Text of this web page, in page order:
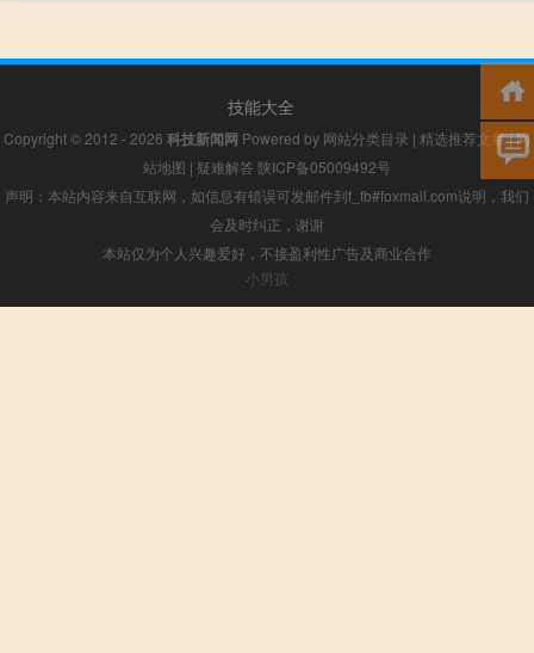
技能大全
Copyright © 2012 - 2026 科技新闻网 Powered by 网站分类目录 | 精选推荐文章|网
站地图 | 疑难解答 陕ICP备05009492号
声明：本站内容来自互联网，如信息有错误可发邮件到f_fb#foxmail.com说明，我们
会及时纠正，谢谢
本站仅为个人兴趣爱好，不接盈利性广告及商业合作
小男孩